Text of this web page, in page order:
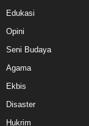
Edukasi
Opini
Seni Budaya
Agama
Ekbis
Disaster
Hukrim